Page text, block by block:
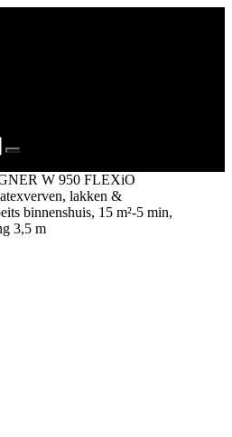
W 950 FLEXiO
lakken &
binnenshuis, 15 m²-5 min,
3,5 m